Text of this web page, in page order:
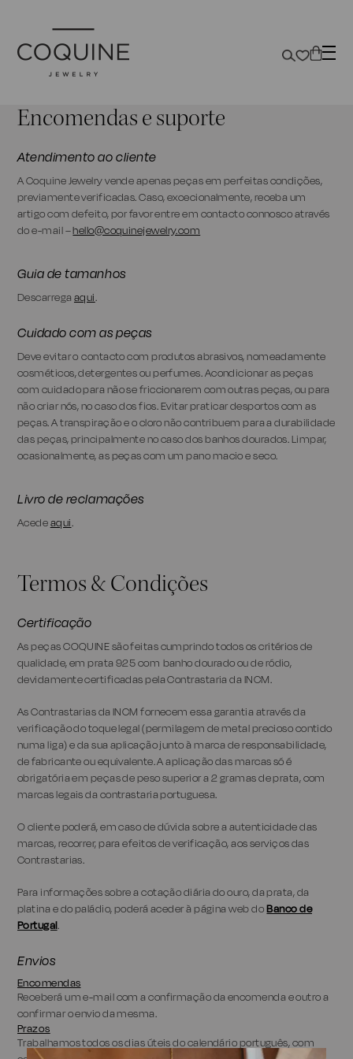
Encomendas e suporte
Atendimento ao cliente
A Coquine Jewelry vende apenas peças em perfeitas condições,
previamente verificadas. Caso, excecionalmente, receba um
artigo com defeito, por favor entre em contacto connosco através
do e-mail –hello@coquinejewelry.com
Guia de tamanhos
Descarrega aqui
Cuidado com as peças
Deve evitar o contacto com produtos abrasivos, nomeadamente
cosméticos, detergentes ou perfumes. Acondicionar as peças
com cuidado para não se friccionarem com outras peças, ou para
não criar nós, no caso dos fios. Evitar praticar desportos com as
peças. A transpiração e o cloro não contribuem para a durabilidade
das peças, principalmente no caso dos banhos dourados. Limpar,
ocasionalmente, as peças com um pano macio e seco.
Livro de reclamações
Acedeaqui
Termos & Condições
Certificação
As peças COQUINE são feitas cumprindo todos os critérios de
qualidade, em prata 925 com banho dourado ou de ródio,
devidamente certificadas pela Contrastaria da INCM.
As Contrastarias da INCM fornecem essa garantia através da
verificação do toque legal (permilagem de metal precioso contido
numa liga) e da sua aplicação junto à marca de responsabilidade,
de fabricante ou equivalente. A aplicação das marcas só é
obrigatória em peças de peso superior a 2 gramas de prata, com
marcas legais da contrastaria portuguesa.
O cliente poderá, em caso de dúvida sobre a autenticidade das
marcas, recorrer, para efeitos de verificação, aos serviços das
Contrastarias.
Para informações sobre a cotação diária do ouro, da prata, da
platina e do paládio, poderá aceder à página web doBanco de
Portugal.
Envios
Encomendas
Receberá um e-mail com a confirmação da encomenda e outro a
confirmar o envio da mesma.
Prazos
Trabalhamos todos os dias úteis do calendário português, com